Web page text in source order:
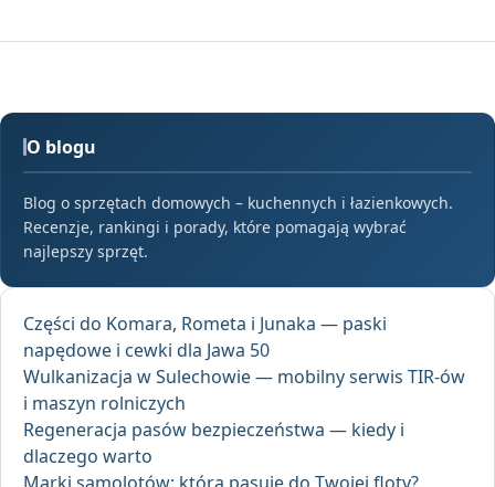
O blogu
Blog o sprzętach domowych – kuchennych i łazienkowych.
Recenzje, rankingi i porady, które pomagają wybrać
najlepszy sprzęt.
Części do Komara, Rometa i Junaka — paski
napędowe i cewki dla Jawa 50
Wulkanizacja w Sulechowie — mobilny serwis TIR-ów
i maszyn rolniczych
Regeneracja pasów bezpieczeństwa — kiedy i
dlaczego warto